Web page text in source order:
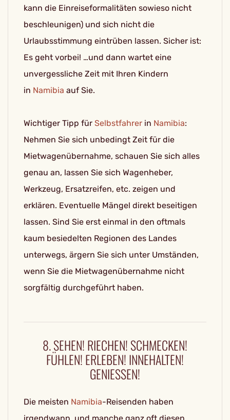
kann die Einreiseformalitäten sowieso nicht
beschleunigen) und sich nicht die
Urlaubsstimmung eintrüben lassen. Sicher ist:
Es geht vorbei! …und dann wartet eine
unvergessliche Zeit mit Ihren Kindern
in Namibia auf Sie.
Wichtiger Tipp für Selbstfahrer in Namibia:
Nehmen Sie sich unbedingt Zeit für die
Mietwagenübernahme, schauen Sie sich alles
genau an, lassen Sie sich Wagenheber,
Werkzeug, Ersatzreifen, etc. zeigen und
erklären. Eventuelle Mängel direkt beseitigen
lassen. Sind Sie erst einmal in den oftmals
kaum besiedelten Regionen des Landes
unterwegs, ärgern Sie sich unter Umständen,
wenn Sie die Mietwagenübernahme nicht
sorgfältig durchgeführt haben.
8. SEHEN! RIECHEN! SCHMECKEN!
FÜHLEN! ERLEBEN! INNEHALTEN!
GENIESSEN!
Die meisten Namibia-Reisenden haben